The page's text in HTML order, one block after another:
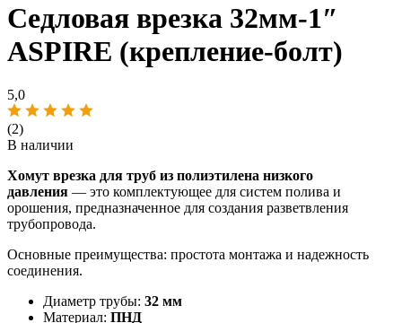
Седловая врезка 32мм-1″
ASPIRE (крепление-болт)
5,0
(2)
В наличии
Хомут врезка для труб из полиэтилена низкого
давления — это комплектующее для систем полива и
орошения, предназначенное для создания разветвления
трубопровода.
Основные преимущества: простота монтажа и надежность
соединения.
Диаметр трубы: 32 мм
Материал: ПНД